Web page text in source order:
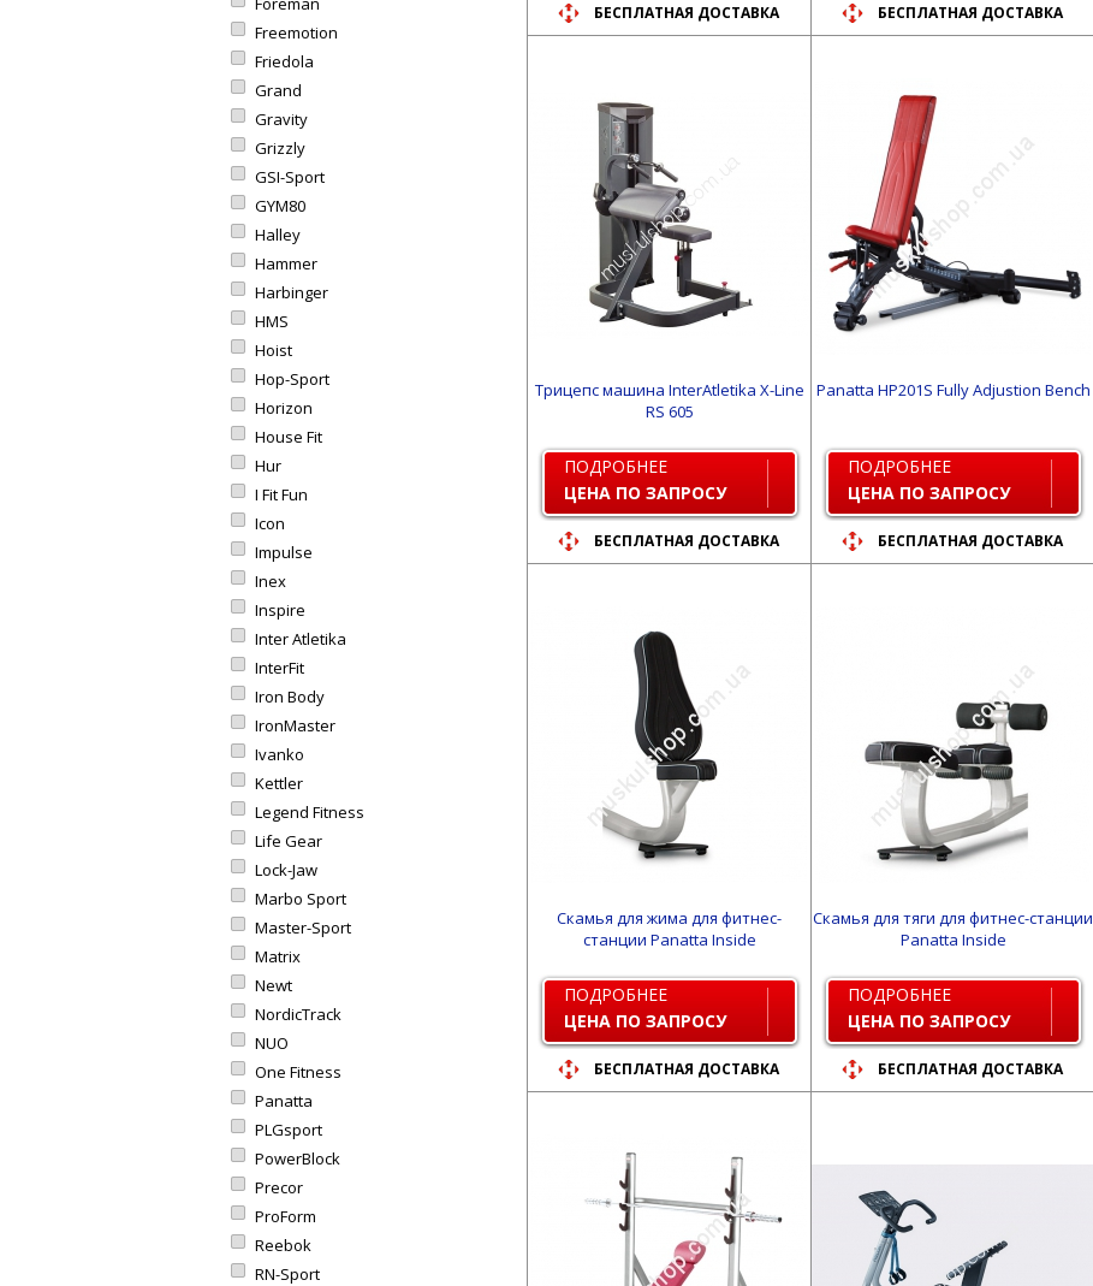
Freemotion
Friedola
Grand
Gravity
Grizzly
GSI-Sport
GYM80
Halley
Hammer
Harbinger
HMS
Hoist
Hop-Sport
Horizon
House Fit
Hur
I Fit Fun
Icon
Impulse
Inex
Inspire
Inter Atletika
InterFit
Iron Body
IronMaster
Ivanko
Kettler
Legend Fitness
Life Gear
Lock-Jaw
Marbo Sport
Master-Sport
Matrix
Newt
NordicTrack
NUO
One Fitness
Panatta
PLGsport
PowerBlock
Precor
ProForm
Reebok
RN-Sport
БЕСПЛАТНАЯ ДОСТАВКА БЕСПЛАТНАЯ ДОСТАВКА
Трицепс машина InterAtletika X-Line
RS 605
ПОДРОБНЕЕ
ЦЕНА ПО ЗАПРОСУ
БЕСПЛАТНАЯ ДОСТАВКА
Panatta HP201S Fully Adjustion Bench
ПОДРОБНЕЕ
ЦЕНА ПО ЗАПРОСУ
БЕСПЛАТНАЯ ДОСТАВКА
Скамья для жима для фитнес-
станции Panatta Inside
ПОДРОБНЕЕ
ЦЕНА ПО ЗАПРОСУ
БЕСПЛАТНАЯ ДОСТАВКА
Скамья для тяги для фитнес-станции
Panatta Inside
ПОДРОБНЕЕ
ЦЕНА ПО ЗАПРОСУ
БЕСПЛАТНАЯ ДОСТАВКА